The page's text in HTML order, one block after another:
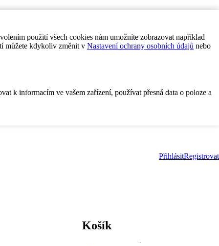
použití všech cookies nám umožníte zobrazovat například
můžete kdykoliv změnit v Nastavení ochrany osobních údajů nebo
k informacím ve vašem zařízení, používat přesná data o poloze a
PřihlásitRegistrovat
Košík